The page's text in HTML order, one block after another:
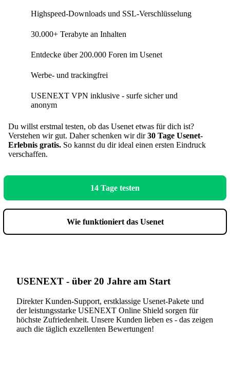
Highspeed-Downloads und SSL-Verschlüsselung
30.000+ Terabyte an Inhalten
Entdecke über 200.000 Foren im Usenet
Werbe- und trackingfrei
USENEXT VPN inklusive - surfe sicher und
anonym
Du willst erstmal testen, ob das Usenet etwas für dich ist?
Verstehen wir gut. Daher schenken wir dir30 Tage Usenet-
Erlebnis gratis. So kannst du dir ideal einen ersten Eindruck
verschaffen.
14 Tage testen
Wie funktioniert das Usenet
USENEXT - über 20 Jahre am Start
Direkter Kunden-Support, erstklassige Usenet-Pakete und
der leistungsstarke USENEXT Online Shield sorgen für
höchste Zufriedenheit. Unsere Kunden lieben es - das zeigen
auch die täglich exzellenten Bewertungen!